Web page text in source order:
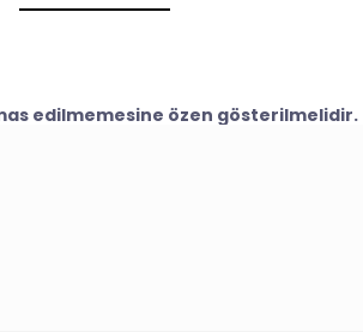
edilmemesine özen gösterilmelidir.